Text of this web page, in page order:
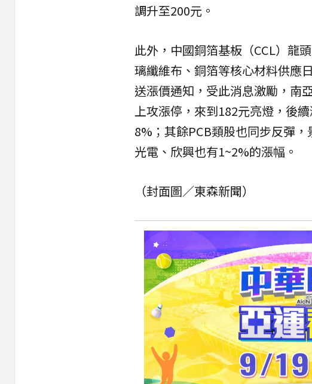
調升至200元。
此外，中國銅箔基板（CCL）龍
璃纖維布、銅箔等核心材料供應
送漲價通知，受此消息激勵，南
上攻漲停，來到182元亮燈，後
8%；其餘PCB類股也同步反彈
光電、欣興也有1~2%的漲幅。
（封面圖／東森新聞）